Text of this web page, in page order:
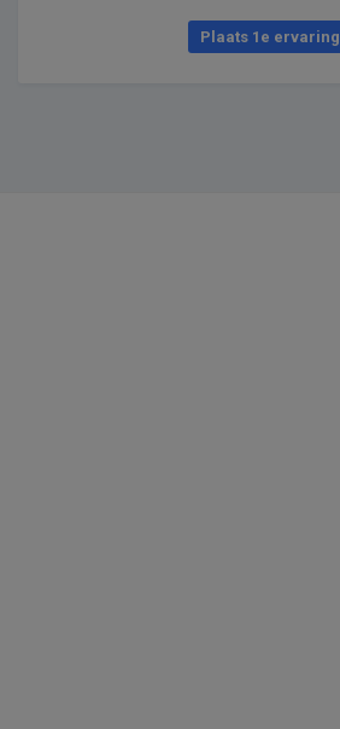
Plaats 1e ervaring